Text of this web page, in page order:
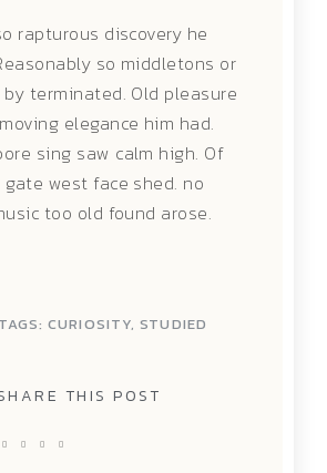
rapturous discovery he
so middletons or
terminated. Old pleasure
elegance him had.
sing saw calm high. Of
gate west face shed. no
too old found arose.
CURIOSITY,STUDIED
THIS POST